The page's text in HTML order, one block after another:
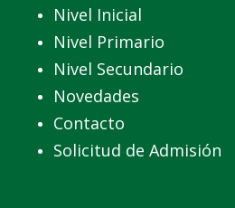
Nivel Inicial
Nivel Primario
Nivel Secundario
Novedades
Contacto
Solicitud de Admisión